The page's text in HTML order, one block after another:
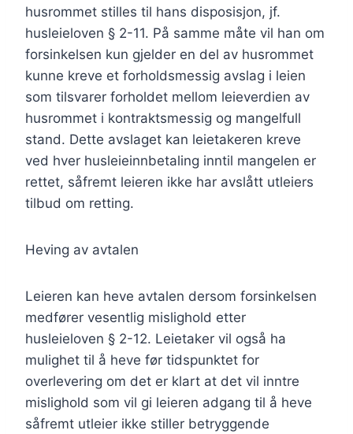
husrommet stilles til hans disposisjon, jf.
husleieloven § 2-11. På samme måte vil han om
forsinkelsen kun gjelder en del av husrommet
kunne kreve et forholdsmessig avslag i leien
som tilsvarer forholdet mellom leieverdien av
husrommet i kontraktsmessig og mangelfull
stand. Dette avslaget kan leietakeren kreve
ved hver husleieinnbetaling inntil mangelen er
rettet, såfremt leieren ikke har avslått utleiers
tilbud om retting.
Heving av avtalen
Leieren kan heve avtalen dersom forsinkelsen
medfører vesentlig mislighold etter
husleieloven § 2-12. Leietaker vil også ha
mulighet til å heve før tidspunktet for
overlevering om det er klart at det vil inntre
mislighold som vil gi leieren adgang til å heve
såfremt utleier ikke stiller betryggende